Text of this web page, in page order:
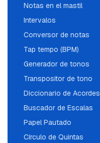
Notas en el mastil
Intervalos
Conversor de notas
Tap tempo (BPM)
Generador de tonos
Transpositor de tono
Diccionario de Acordes
Buscador de Escalas
Papel Pautado
Círculo de Quintas